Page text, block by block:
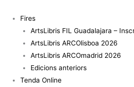
contingut
Fires
ArtsLibris FIL Guadalajara –
ArtsLibris ARCOlisboa 2026
ArtsLibris ARCOmadrid 2026
Edicions anteriors
Tenda Online